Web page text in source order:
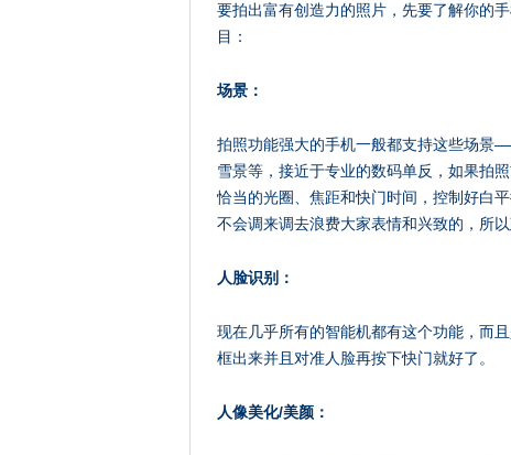
要拍出富有创造力的照片，先要了解你的
目：
场景：
拍照功能强大的手机一般都支持这些场景
雪景等，接近于专业的数码单反，如果拍
恰当的光圈、焦距和快门时间，控制好白
不会调来调去浪费大家表情和兴致的，所
人脸识别：
现在几乎所有的智能机都有这个功能，而
框出来并且对准人脸再按下快门就好了。
人像美化/美颜：